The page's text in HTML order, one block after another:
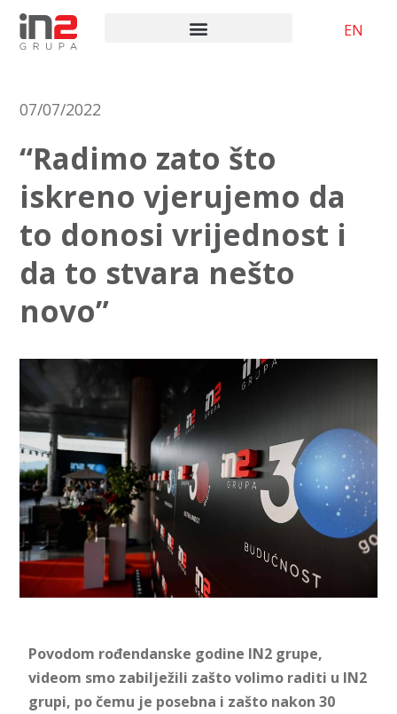
EN
07/07/2022
“Radimo zato što
iskreno vjerujemo da
to donosi vrijednost i
da to stvara nešto
novo”
Povodom rođendanske godine IN2 grupe,
videom smo zabilježili zašto volimo raditi u IN2
grupi, po čemu je posebna i zašto nakon 30